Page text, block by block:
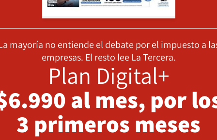
mayoría no entiende el debate por el impuesto a
empresas. El resto lee La Tercera.
Plan Digital+
al mes, por
3 primeros meses